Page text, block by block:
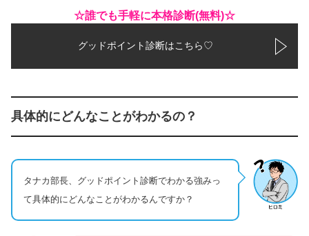
☆誰でも手軽に本格診断(無料)☆
グッドポイント診断はこちら♡
具体的にどんなことがわかるの？
タナカ部長、グッドポイント診断でわかる強みっ
て具体的にどんなことがわかるんですか？